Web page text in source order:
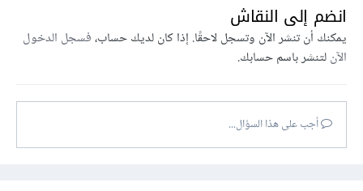
انضم إلى النقاش
يمكنك أن تنشر الآن وتسجل لاحقًا. إذا كان لديك حساب،فسجل الدخول
الآنلتنشر باسم حسابك.
أجب على هذا السؤال...